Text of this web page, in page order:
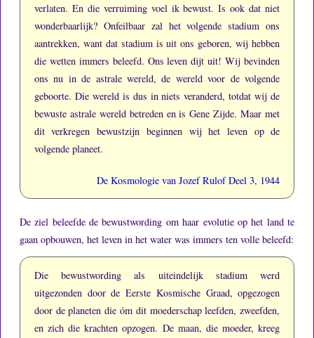
verlaten. En die verruiming voel ik bewust.Is ook dat niet
wonderbaarlijk? Onfeilbaar zal het volgende stadium ons
aantrekken, want dat stadium is uit ons geboren, wij hebben
die wetten immers beleefd. Ons leven dijt uit!Wij bevinden
ons nu in de astrale wereld, de wereld voor de volgende
geboorte. Die wereld is dus in niets veranderd, totdat wij de
bewuste astrale wereld betreden en is Gene Zijde.Maar met
dit verkregen bewustzijn beginnen wij het leven op de
volgende planeet.
De Kosmologie van Jozef Rulof Deel 3, 1944
De ziel beleefde de bewustwording om haar evolutie op het land te
gaan opbouwen, het leven in het water was immers ten volle beleefd:
Die bewustwording als uiteindelijk stadium werd
uitgezonden door de Eerste Kosmische Graad, opgezogen
door de planeten die óm dit moederschap leefden, zweefden,
en zich die krachten opzogen. De maan, die moeder, kreeg